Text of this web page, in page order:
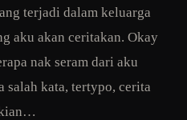
terjadi dalam keluarga
aku akan ceritakan. Okay
nak seram dari aku
kata, tertypo, cerita